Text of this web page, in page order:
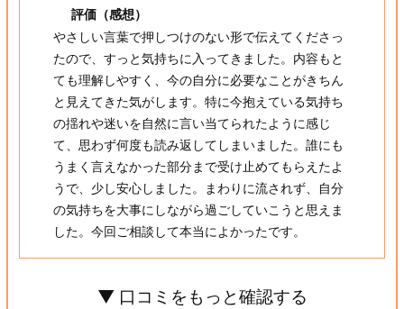
評価（感想）
やさしい言葉で押しつけのない形で伝えてくださっ
たので、すっと気持ちに入ってきました。内容もと
ても理解しやすく、今の自分に必要なことがきちん
と見えてきた気がします。特に今抱えている気持ち
の揺れや迷いを自然に言い当てられたように感じ
て、思わず何度も読み返してしまいました。誰にも
うまく言えなかった部分まで受け止めてもらえたよ
うで、少し安心しました。まわりに流されず、自分
の気持ちを大事にしながら過ごしていこうと思えま
した。今回ご相談して本当によかったです。
▼ 口コミをもっと確認する